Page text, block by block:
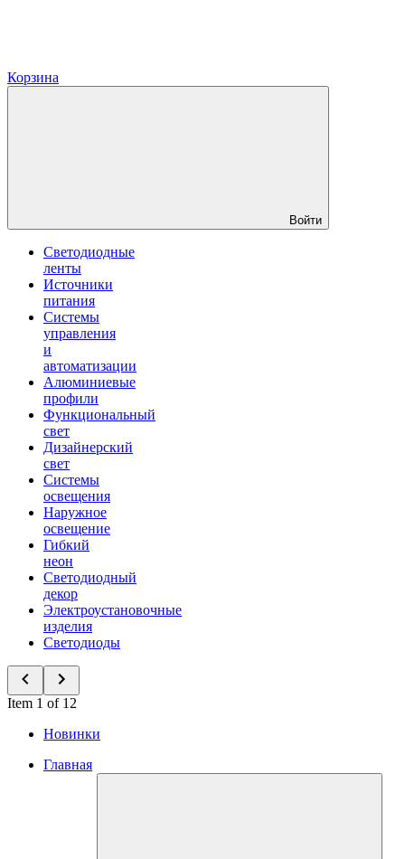
Корзина
Войти
Светодиодные
ленты
Источники
питания
Системы
управления
и
автоматизации
Алюминиевые
профили
Функциональный
свет
Дизайнерский
свет
Системы
освещения
Наружное
освещение
Гибкий
неон
Светодиодный
декор
Электроустановочные
изделия
Светодиоды
Item 1 of 12
Новинки
Главная